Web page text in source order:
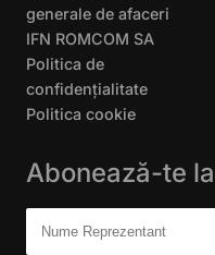
generale de afaceri
IFN ROMCOM SA
Politica de
confidențialitate
Politica cookie
Abonează-te
Don't fill this out:
Nume Reprezentant